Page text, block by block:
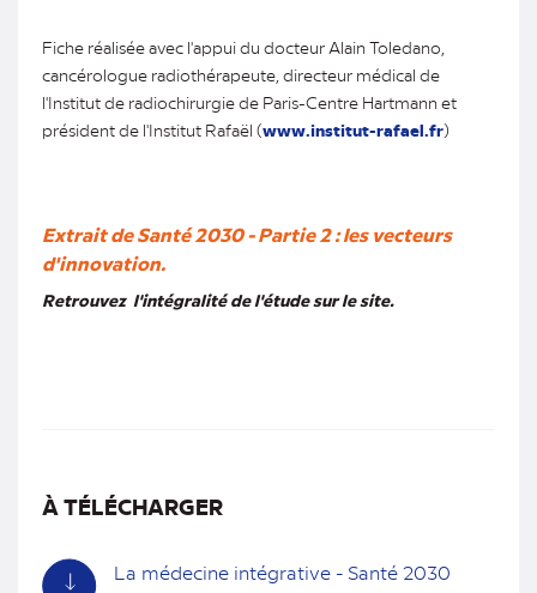
Fiche réalisée avec l'appui du docteur Alain Toledano,
cancérologue radiothérapeute, directeur médical de
l'Institut de radiochirurgie de Paris-Centre Hartmann et
président de l'Institut Rafaël (www.institut-rafael.fr)
Extrait de Santé 2030 - Partie 2 : les vecteurs
d'innovation.
Retrouvez l'intégralité de l'étude sur le site.
À TÉLÉCHARGER
La médecine intégrative - Santé 2030